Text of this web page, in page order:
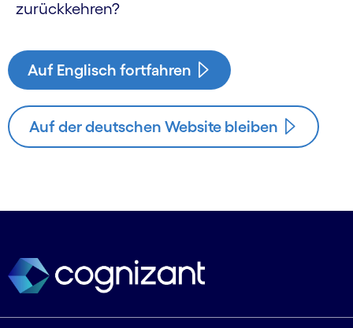
zurückkehren?
Auf Englisch fortfahren
Auf der deutschen Website bleiben